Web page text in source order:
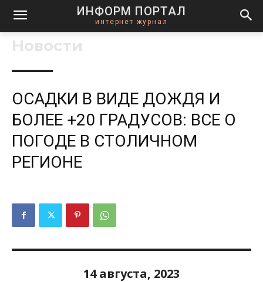
ИНФОРМ ПОРТАЛ
интернет журнал
Новости
ОСАДКИ В ВИДЕ ДОЖДЯ И
БОЛЕЕ +20 ГРАДУСОВ: ВСЕ О
ПОГОДЕ В СТОЛИЧНОМ
РЕГИОНЕ
14 августа, 2023